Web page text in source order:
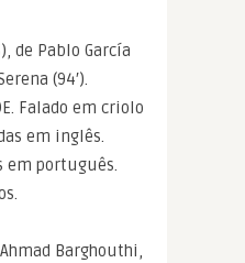
de Pablo García
(94′).
Falado em criolo
em inglês.
em português.
Ahmad Barghouthi,